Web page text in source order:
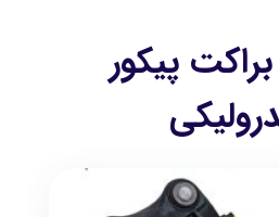
پیکور